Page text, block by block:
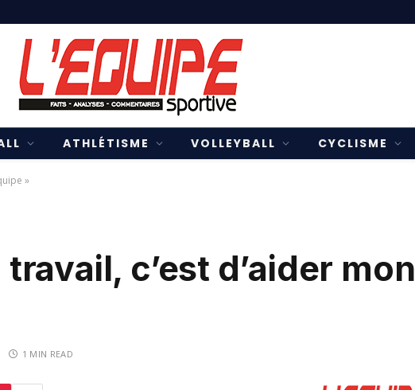
ATHLÉTISME VOLLEYBALL CYCLISME
»
c’est d’aider mon
1 MIN READ